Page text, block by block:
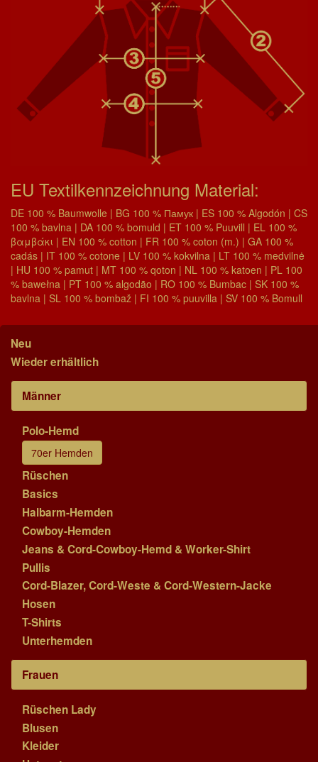
EU Textilkennzeichnung Material:
DE 100 % Baumwolle | BG 100 % Памук | ES 100 % Algodón | CS
100 % bavlna | DA 100 % bomuld | ET 100 % Puuvill | EL 100 %
βαμβάκι | EN 100 % cotton | FR 100 % coton (m.) | GA 100 %
cadás | IT 100 % cotone | LV 100 % kokvilna | LT 100 % medvilnė
| HU 100 % pamut | MT 100 % qoton | NL 100 % katoen | PL 100
% bawełna | PT 100 % algodão | RO 100 % Bumbac | SK 100 %
bavlna | SL 100 % bombaž | FI 100 % puuvilla | SV 100 % Bomull
Neu
Wieder erhältlich
Männer
Polo-Hemd
70er Hemden
Rüschen
Basics
Halbarm-Hemden
Cowboy-Hemden
Jeans & Cord-Cowboy-Hemd & Worker-Shirt
Pullis
Cord-Blazer, Cord-Weste & Cord-Western-Jacke
Hosen
T-Shirts
Unterhemden
Frauen
Rüschen Lady
Blusen
Kleider